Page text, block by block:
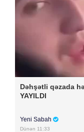
Dəhşətli qəzada
YAYILDI
Yeni Sabah
Dünən 11:33